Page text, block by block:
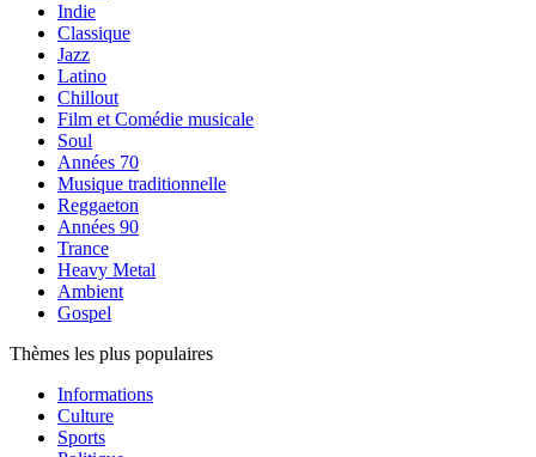
Indie
Classique
Jazz
Latino
Chillout
Film et Comédie musicale
Soul
Années 70
Musique traditionnelle
Reggaeton
Années 90
Trance
Heavy Metal
Ambient
Gospel
Thèmes les plus populaires
Informations
Culture
Sports